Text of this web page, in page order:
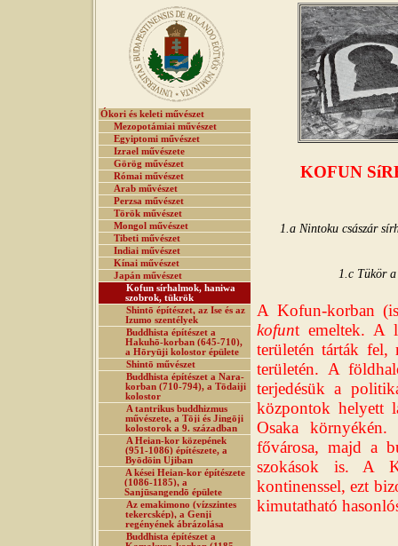
Ókori és keleti művészet
Mezopotámiai művészet
Egyiptomi művészet
Izrael művészete
Görög művészet
Római művészet
Arab művészet
Perzsa művészet
Török művészet
Mongol művészet
Tibeti művészet
Indiai művészet
Kínai művészet
Japán művészet
Kofun sírhalmok, haniwa
szobrok, tükrök
Shintō építészet, az Ise és az
Izumo szentélyek
Buddhista építészet a
Hakuhō-korban (645-710),
a Hōryūji kolostor épülete
Shintō művészet
Buddhista építészet a Nara-
korban (710-794), a Tōdaiji
kolostor
A tantrikus buddhizmus
művészete, a Tōji és Jingōji
kolostorok a 9. században
A Heian-kor közepének
(951-1086) építészete, a
Byōdōin Ujiban
A kései Heian-kor építészete
(1086-1185), a
Sanjūsangendō épülete
Az emakimono (vízszintes
tekercskép), a Genji
regényének ábrázolása
Buddhista építészet a
KOFUN
1.a Nintoku császár
1.c Tükör
A Kofun-korban
kofunt emeltek. A
területén tárták fel,
területén. A
terjedésük a
központok helyett
Osaka
fővárosa, majd a
szokások is. A
kontinenssel, ezt
kimutatható